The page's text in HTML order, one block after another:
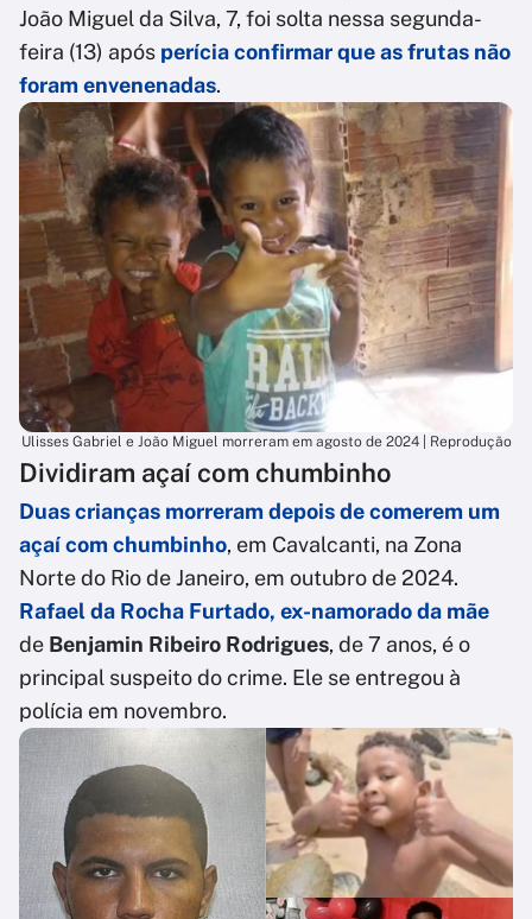
João Miguel da Silva, 7, foi solta nessa segunda-
feira (13) após perícia confirmar que as frutas não
foram envenenadas.
Ulisses Gabriel e João Miguel morreram em agosto de 2024 | Reprodução
Dividiram açaí com chumbinho
Duas crianças morreram depois de comerem um
açaí com chumbinho, em Cavalcanti, na Zona
Norte do Rio de Janeiro, em outubro de 2024.
Rafael da Rocha Furtado, ex-namorado da mãe
de Benjamin Ribeiro Rodrigues, de 7 anos, é o
principal suspeito do crime. Ele se entregou à
polícia em novembro.